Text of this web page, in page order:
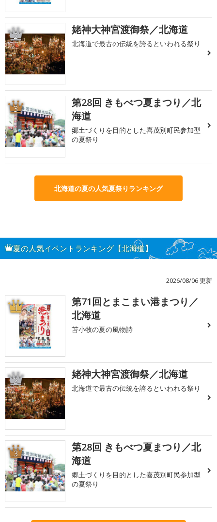
2 姥神大神宮渡御祭／北海道
北海道で最古の伝統を誇るといわれる祭り
3
第28回 きもべつ夏まつり／北
海道
郷土づくりを目的とした喜茂別町民参加型
の夏祭り
北海道の夏の人気夏祭りランキング
夏の人気イベントランキング【北海道】
2026/08/06 更新
1
第71回とまこまい港まつり／
北海道
苫小牧の夏の風物詩
2 姥神大神宮渡御祭／北海道
北海道で最古の伝統を誇るといわれる祭り
3
第28回 きもべつ夏まつり／北
海道
郷土づくりを目的とした喜茂別町民参加型
の夏祭り